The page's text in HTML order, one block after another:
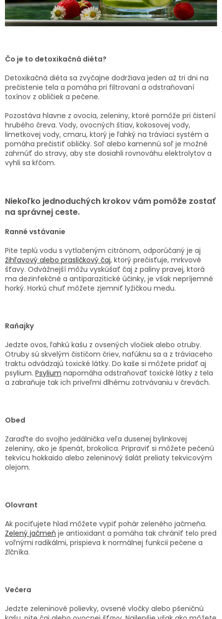
Prihlásenie
Čo je to detoxikačná diéta?
Detoxikačná diéta sa zvyčajne dodržiava jeden až tri dni na
prečistenie tela a pomáha pri filtrovaní a odstraňovaní
toxínov z obličiek a pečene.
Pozostáva hlavne z ovocia, zeleniny, ktoré pomôže pri čistení
hrubého čreva. Vody, ovocných štiav, kokosovej vody,
limetkovej vody, cmaru, ktorý je ľahký na tráviaci systém a
pomáha prečistiť obličky. Soľ alebo kamennú soľ je možné
zahrnúť do stravy, aby ste dosiahli rovnováhu elektrolytov a
vyhli sa kŕčom.
Niekoľko jednoduchých krokov vám pomôže zostať
na správnej ceste.
Ranné vstávanie
Pite teplú vodu s vytlačeným citrónom, odporúčaný je aj
žihľavový alebo prasličkový čaj, ktorý prečisťuje, mrkvové
šťavy. Odvážnejší môžu vyskúšať čaj z paliny pravej, ktorá
ma dezinfekčné a antiparazitické účinky, je však nepríjemné
horký. Horkú chuť môžete zjemniť lyžičkou medu.
Raňajky
Jedzte ovos, ľahkú kašu z ovsených vločiek alebo otruby.
Otruby sú skvelým čističom čriev, nafúknu sa a z tráviaceho
traktu odvádzajú toxické látky. Do kaše si môžete pridať aj
psylium. Psylium napomáha odstraňovať toxické látky z tela
a zabraňuje tak ich priveľmi dlhému zotrvávaniu v črevách.
Obed
Zaraďte do svojho jedálnička veľa dusenej bylinkovej
zeleniny, ako je špenát, brokolica. Pripraviť si môžete pečenú
tekvicu hokkaido alebo zeleninový šalát preliaty tekvicovým
olejom.
Olovrant
Ak pociťujete hlad môžete vypiť pohár zeleného jačmeňa.
Zelený jačmeň je antioxidant a pomáha tak chrániť telo pred
voľnými radikálmi, prispieva k normálnej funkcii pečene a
žlčníka.
Večera
Jedzte zeleninové polievky, ovsené vločky alebo pšeničnú